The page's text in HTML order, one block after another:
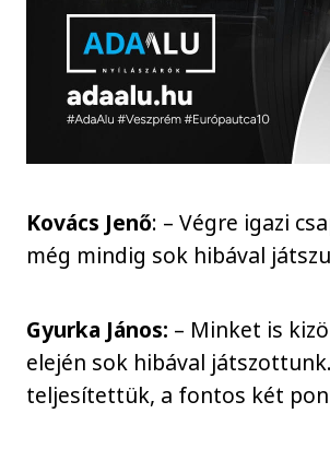
Kovács Jenő: – Végre igazi
még mindig sok hibával
Gyurka János: – Minket is
elején sok hibával
teljesítettük, a fontos két